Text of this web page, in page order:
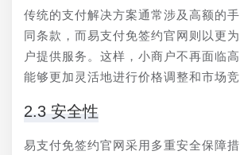
传统的支付解决方案通常涉及高额的
同条款，而易支付免签约官网则以更
户提供服务。这样，小商户不再面临
能够更加灵活地进行价格调整和市场竞
2.3 安全性
易支付免签约官网采用多重安全保障